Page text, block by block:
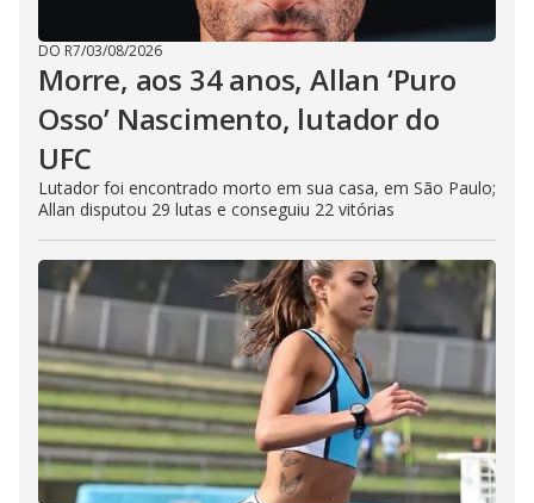
DO R7/03/08/2026
Morre, aos 34 anos, Allan ‘Puro
Osso’ Nascimento, lutador do
UFC
Lutador foi encontrado morto em sua casa, em São Paulo;
Allan disputou 29 lutas e conseguiu 22 vitórias